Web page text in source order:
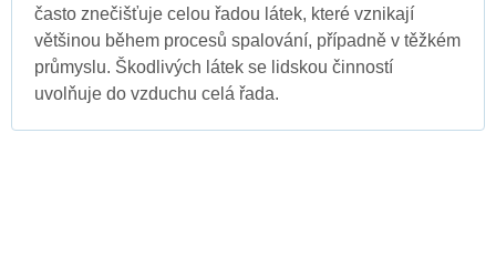
často znečišťuje celou řadou látek, které vznikají
většinou během procesů spalování, případně v těžkém
průmyslu. Škodlivých látek se lidskou činností
uvolňuje do vzduchu celá řada.